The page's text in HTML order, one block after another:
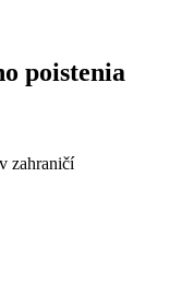
poistenia
zahraničí